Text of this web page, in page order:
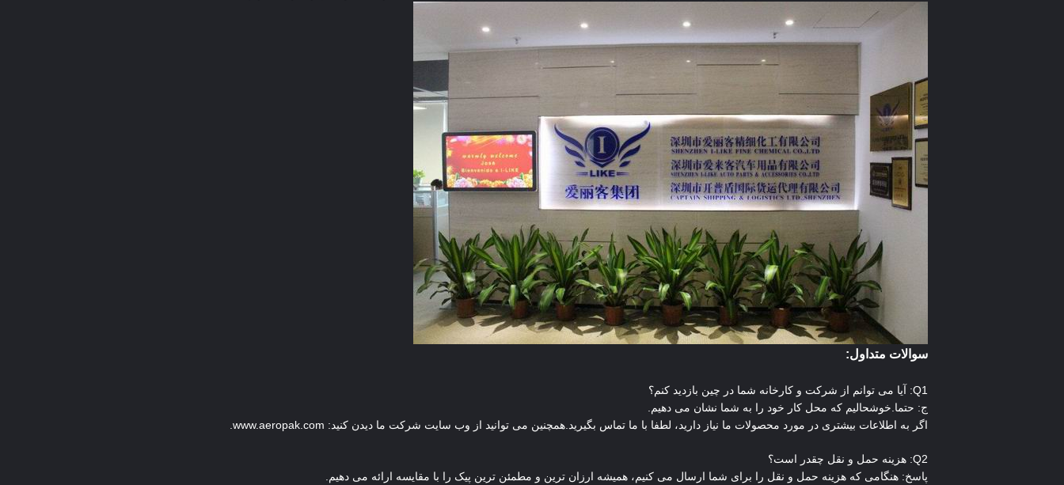
سوالات متداول:
Q1: آیا می توانم از شرکت و کارخانه شما در چین بازدید کنم؟
ج: حتما.خوشحالیم که محل کار خود را به شما نشان می دهیم.
اگر به اطلاعات بیشتری در مورد محصولات ما نیاز دارید، لطفا با ما تماس بگیرید.همچنین می توانید از وب سایت شرکت ما دیدن کنید: www.aeropak.com.
Q2: هزینه حمل و نقل چقدر است؟
پاسخ: هنگامی که هزینه حمل و نقل را برای شما ارسال می کنیم، همیشه ارزان ترین و مطمئن ترین پیک را با مقایسه ارائه می دهیم.